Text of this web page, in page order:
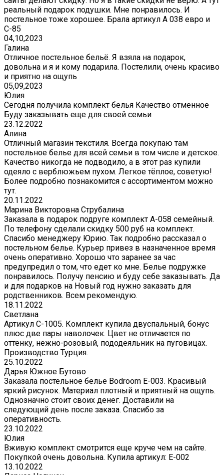
реальный подарок подушки. Мне понравилось. И
постельное тоже хорошее. Брала артикул А 038 евро и
С-85
04,10,2023
Галина
Отличное постельное бельё. Я взяла на подарок,
довольна и я и кому подарила. Постелили, очень красиво
и приятно на ощупь
05,09,2023
Юлия
Сегодня получила комплект белья Качество отменное
Буду заказывать еще для своей семьи
23.12.2022
Алина
Отличный магазин текстиля. Всегда покупаю там
постельное белье для всей семьи в том числе и детское.
Качество никогда не подводило, а в этот раз купили
одеяло с верблюжьем пухом. Легкое тёплое, советую!
Более подробно познакомится с ассортиментом можно
тут.
20.11.2022
Марина Викторовна Струбалина
Заказала в подарок подруге комплект А-058 семейный.
По телефону сделали скидку 500 руб на комплект.
Спасибо менеджеру Юрию. Так подробно рассказал о
постельном белье. Курьер привез в назначенное время
очень оперативно. Хорошо что заранее за час
предупредил о том, что едет ко мне. Белье подружке
понравилось. Получу пенсию и буду себе заказывать. Да
и для подарков на Новый год нужно заказать для
родственников. Всем рекомендую.
18.11.2022
Светлана
Артикул С-1005. Комплект купила двуспальный, бонус
плюс две пары наволочек. Цвет не отличается по
оттенку, нежно-розовый, пододеяльник на пуговицах.
Производство Турция.
25.10.2022
Дарья Южное Бутово
Заказала постельное белье Bodroom E-003. Красивый
яркий рисунок. Материал плотный и приятный на ощупь.
Однозначно стоит своих денег. Доставили на
следующий день после заказа. Спасибо за
оперативность.
23.10.2022
Юлия
Вживую комплект смотрится еще круче чем на сайте.
Покупкой очень довольна. Купила артикул: E-002
13.10.2022